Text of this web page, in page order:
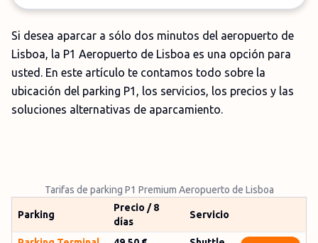
Si desea aparcar a sólo dos minutos del aeropuerto de
Lisboa, la P1 Aeropuerto de Lisboa es una opción para
usted. En este artículo te contamos todo sobre la
ubicación del parking P1, los servicios, los precios y las
soluciones alternativas de aparcamiento.
Tarifas de parking P1 Premium Aeropuerto de Lisboa
Parking
Precio / 8
días
Servicio